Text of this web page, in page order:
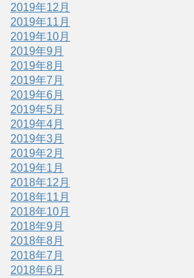
2019年12月
2019年11月
2019年10月
2019年9月
2019年8月
2019年7月
2019年6月
2019年5月
2019年4月
2019年3月
2019年2月
2019年1月
2018年12月
2018年11月
2018年10月
2018年9月
2018年8月
2018年7月
2018年6月